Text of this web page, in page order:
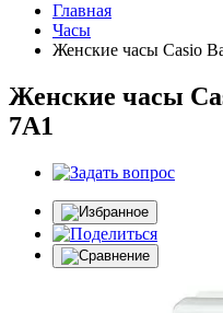
Главная
Часы
Женские часы Casio
Женские часы
7A1